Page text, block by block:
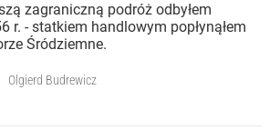
zagraniczną podróż odbyłem
r. - statkiem handlowym popłynąłem
Śródziemne.
Olgierd Budrewicz